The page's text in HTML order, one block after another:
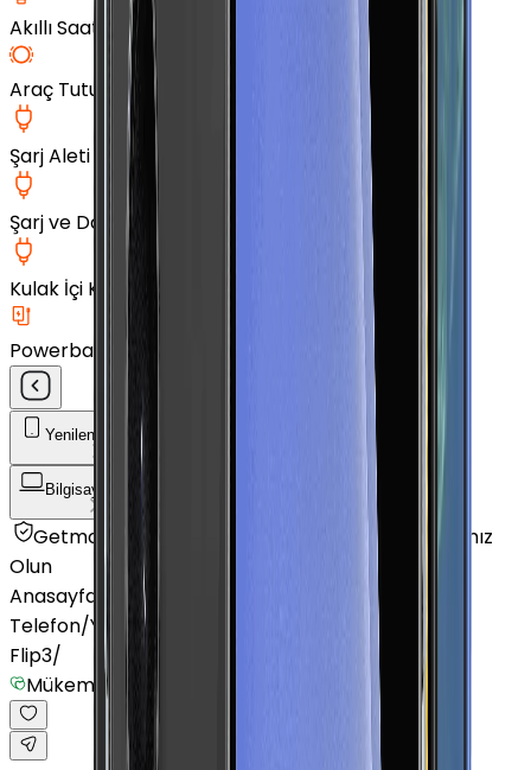
Akıllı Saat Aksesuarları
Araç Tutucu
Şarj Aleti
Şarj ve Data Kablosu
Kulak İçi Kulaklık
Powerbank
Yenilenmiş Telefon
Bilgisayar / Tablet
Getmobil Güvencesi Mağazalarımız
Satıcımız
Olun
Anasayfa
Yenilenmiş Telefon
Yenilenmiş Android
Telefon/Yenilenmiş Samsung
Yenilenmiş Galaxy Z
Flip3/
Mükemmel